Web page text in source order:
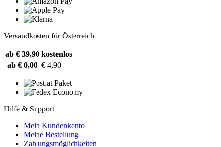
Versandkosten für Österreich
ab € 39,90 kostenlos
ab € 0,00 € 4,90
Hilfe & Support
Mein Kundenkonto
Meine Bestellung
Zahlungsmöglichkeiten